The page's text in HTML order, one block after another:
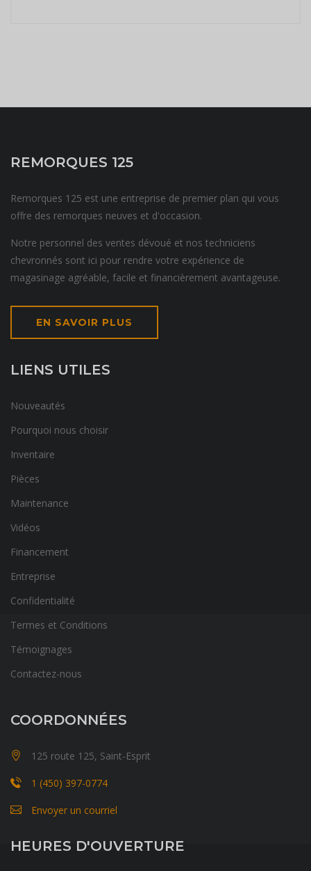
REMORQUES 125
Remorques 125 est une entreprise de premier plan qui vous
offre des remorques neuves et d'occasion.
Notre personnel des ventes dévoué et nos techniciens
chevronnés sont ici pour rendre votre expérience de
magasinage agréable, facile et financièrement avantageuse.
EN SAVOIR PLUS
LIENS UTILES
Nouveautés
Pourquoi nous choisir
Inventaire
Pièces
Maintenance
Vidéos
Financement
Entreprise
Confidentialité
Termes et Conditions
Témoignages
Contactez-nous
COORDONNÉES
125 route 125, Saint-Esprit
1 (450) 397-0774
Envoyer un courriel
HEURES D'OUVERTURE